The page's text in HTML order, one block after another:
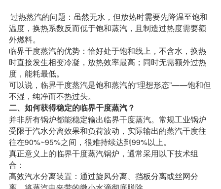
过热蒸汽的问题：虽然无水，但放热时需要先降温至饱和
温度，换热系数反而低于饱和蒸汽，且制造过热度需要额
外燃料。
临界干度蒸汽的优势：恰好处于饱和线上，不含水，换热
时直接发生相变冷凝，放热效率最高；同时无需额外过热
度，能耗最低。
可以说，临界干度蒸汽是饱和蒸汽的“理想形态”——饱和但
不湿，纯净而不热过头。
二、如何获得稳定的临界干度蒸汽？
并非所有锅炉都能稳定输出临界干度蒸汽。常规工业锅炉
受限于汽水分离效果和负荷波动，实际输出的蒸汽干度往
往在90%~95%之间，很难持续达到99%以上。
真正意义上的临界干度蒸汽锅炉，通常采用以下技术组
合：
高效汽水分离装置：通过旋风分离、挡板分离或丝网分